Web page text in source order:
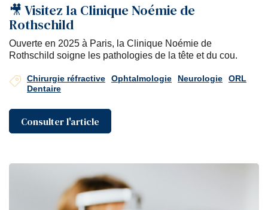
🎥 Visitez la Clinique Noémie de
Rothschild
Ouverte en 2025 à Paris, la Clinique Noémie de
Rothschild soigne les pathologies de la tête et du cou.
Chirurgie réfractive Ophtalmologie Neurologie
ORL
Dentaire
Consulter l'article